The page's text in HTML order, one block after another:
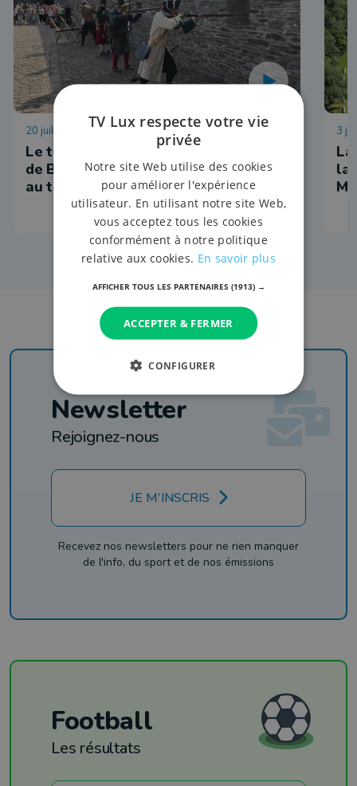
20 juillet 2026 à 10:31
Le temps d'un week-end, le château
de Bouillon a replongé les visiteurs
au temps des mousquetaires
3
la
Newsletter
Rejoignez-nous
JE M'INSCRIS
Recevez nos newsletters pour ne rien manquer
de l'info, du sport et de nos émissions
Football
Les résultats
TV Lux respecte votre vie
privée
Notre site Web utilise des cookies
pour améliorer l'expérience
utilisateur. En utilisant notre site Web,
vous acceptez tous les cookies
conformément à notre politique
relative aux cookies. En savoir plus
AFFICHER TOUS LES PARTENAIRES (1913) →
ACCEPTER & FERMER
CONFIGURER